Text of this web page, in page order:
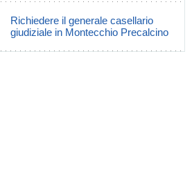
Richiedere il generale casellario
giudiziale in Montecchio Precalcino